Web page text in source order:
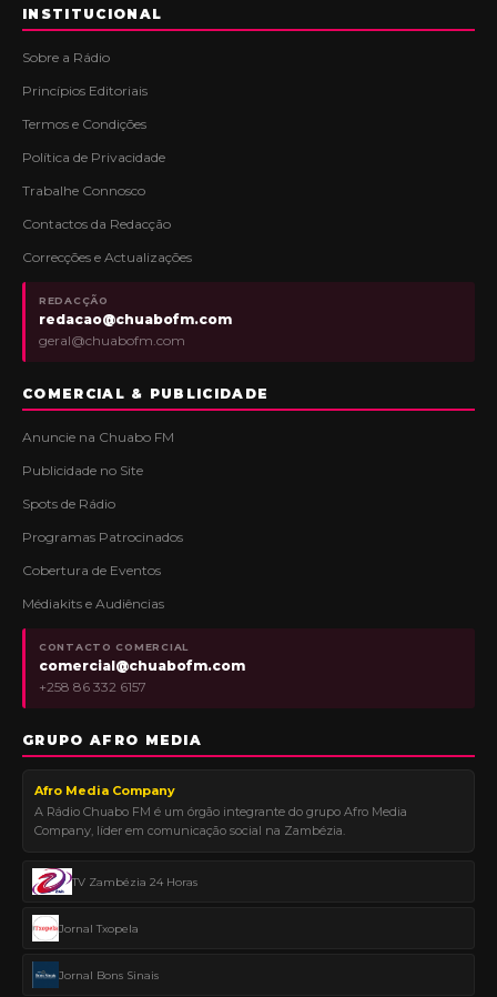
INSTITUCIONAL
Sobre a Rádio
Princípios Editoriais
Termos e Condições
Política de Privacidade
Trabalhe Connosco
Contactos da Redacção
Correcções e Actualizações
REDACÇÃO
redacao@chuabofm.com
geral@chuabofm.com
COMERCIAL & PUBLICIDADE
Anuncie na Chuabo FM
Publicidade no Site
Spots de Rádio
Programas Patrocinados
Cobertura de Eventos
Médiakits e Audiências
CONTACTO COMERCIAL
comercial@chuabofm.com
+258 86 332 6157
GRUPO AFRO MEDIA
Afro Media Company
A Rádio Chuabo FM é um órgão integrante do grupo Afro Media
Company, líder em comunicação social na Zambézia.
TV Zambézia 24 Horas
Jornal Txopela
Jornal Bons Sinais